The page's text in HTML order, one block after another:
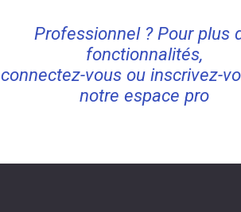
Professionnel ? Pour plus
fonctionnalités,
connectez-vous ou inscrivez-
notre espace pro